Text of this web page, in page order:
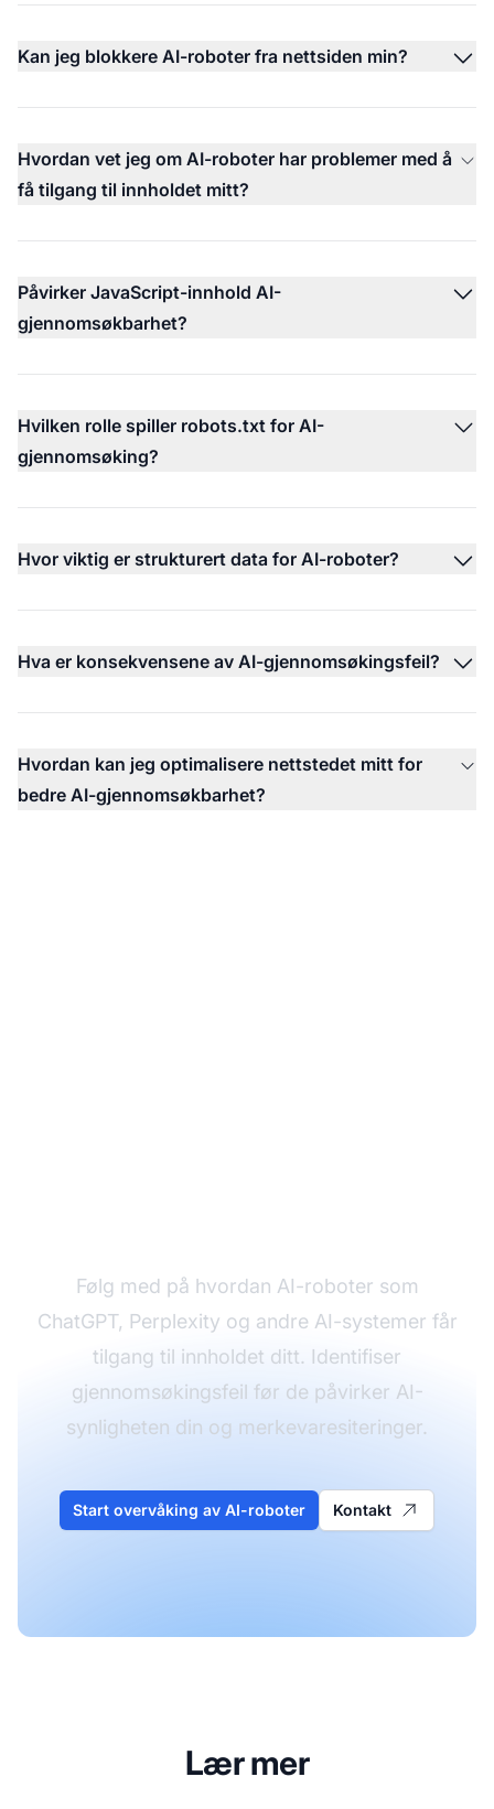
Kan jeg blokkere AI-roboter fra nettsiden min?
Hvordan vet jeg om AI-roboter har problemer med å
få tilgang til innholdet mitt?
Påvirker JavaScript-innhold AI-
gjennomsøkbarhet?
Hvilken rolle spiller robots.txt for AI-
gjennomsøking?
Hvor viktig er strukturert data for AI-roboter?
Hva er konsekvensene av AI-gjennomsøkingsfeil?
Hvordan kan jeg optimalisere nettstedet mitt for
bedre AI-gjennomsøkbarhet?
Følg med på hvordan AI-roboter som
ChatGPT, Perplexity og andre AI-systemer får
tilgang til innholdet ditt. Identifiser
gjennomsøkingsfeil før de påvirker AI-
synligheten din og merkevaresiteringer.
Start overvåking av AI-roboter Kontakt
Lær mer